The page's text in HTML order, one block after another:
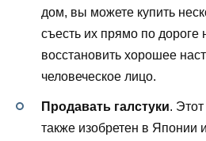
дом, вы можете купить
съесть их прямо по дороге
восстановить хорошее
человеческое лицо.
Продавать галстуки.
также изобретен в Японии